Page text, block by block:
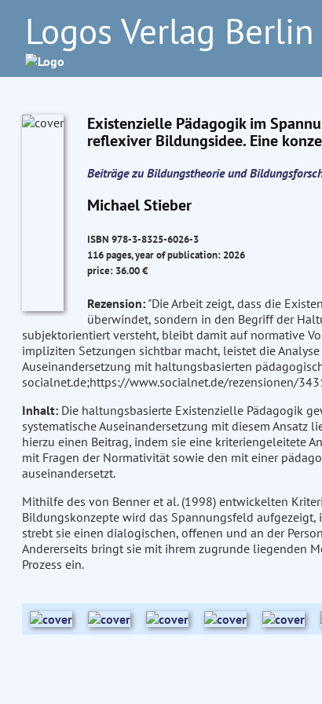
Logos Verlag Berlin
Existenzielle Pädagogik im
reflexiver Bildungsidee. Eine
Beiträge zu Bildungstheorie und
Michael Stieber
ISBN 978-3-8325-6026-3
116 pages, year of publication: 2026
price: 36.00 €
Rezension:"Die Arbeit zeigt, dass die
überwindet, sondern in den Begriff der
subjektorientiert versteht, bleibt damit auf normative
impliziten Setzungen sichtbar macht, leistet die
Auseinandersetzung mit haltungsbasierten
socialnet.de;https://www.socialnet.de/rezensionen/
Inhalt:Die haltungsbasierte Existenzielle Pädagogik
systematische Auseinandersetzung mit diesem
hierzu einen Beitrag, indem sie eine kriteriengeleitete
mit Fragen der Normativität sowie den mit einer
auseinandersetzt.
Mithilfe des von Benner et al. (1998) entwickelten
Bildungskonzepte wird das Spannungsfeld
strebt sie einen dialogischen, offenen und an der
Andererseits bringt sie mit ihrem zugrunde liegenden
Prozess ein.